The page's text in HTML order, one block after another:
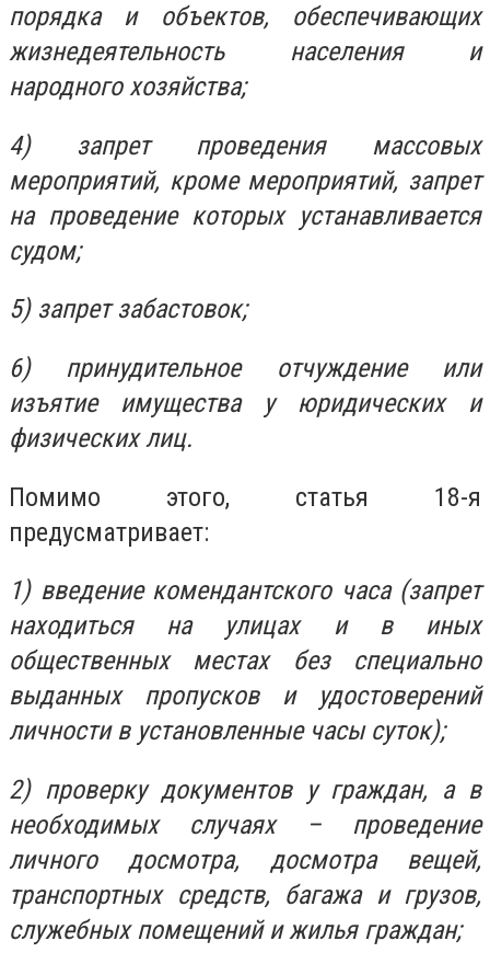
порядка и объектов, обеспечивающих
жизнедеятельность населения и
народного хозяйства;
4) запрет проведения массовых
мероприятий, кроме мероприятий, запрет
на проведение которых устанавливается
судом;
5) запрет забастовок;
6) принудительное отчуждение или
изъятие имущества у юридических и
физических лиц.
Помимо этого, статья 18-я
предусматривает:
1) введение комендантского часа (запрет
находиться на улицах и в иных
общественных местах без специально
выданных пропусков и удостоверений
личности в установленные часы суток);
2) проверку документов у граждан, а в
необходимых случаях – проведение
личного досмотра, досмотра вещей,
транспортных средств, багажа и грузов,
служебных помещений и жилья граждан;